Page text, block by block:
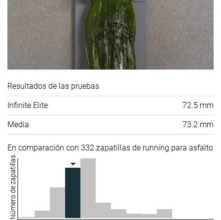
Resultados de las pruebas
Infinite Elite 72.5 mm
Media 73.2 mm
En comparación con 332 zapatillas de running para asfalto
Número de zapatillas